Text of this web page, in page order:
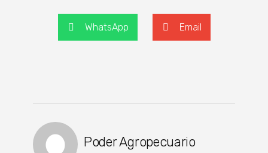
WhatsApp Email
Poder Agropecuario